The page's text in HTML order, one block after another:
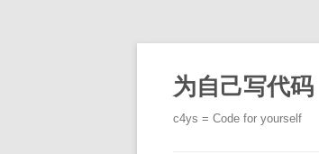
正
文
为自己写代码
c4ys = Code for yourself